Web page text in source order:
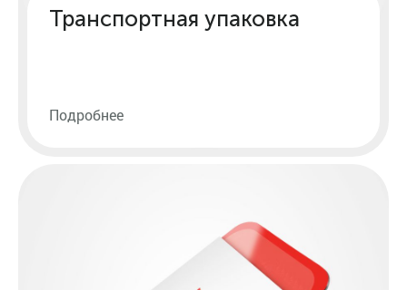
Транспортная упаковка
Подробнее